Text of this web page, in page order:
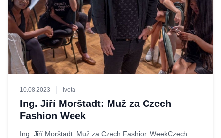
10.08.2023 Iveta
Ing. Jiří Morštadt: Muž za Czech
Fashion Week
Ing. Jiří Morštadt: Muž za Czech Fashion WeekCzech